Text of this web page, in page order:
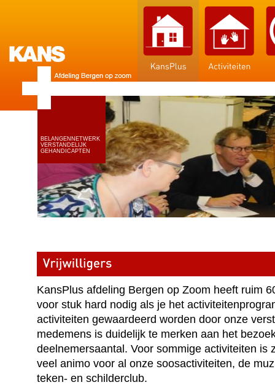
BELANGENNETWERK
VERSTANDELIJK
GEHANDICAPTEN
KansPlus afdeling Bergen op Zoom heeft ruim
voor stuk hard nodig als je het
activiteiten gewaardeerd worden door onze
medemens is duidelijk te merken aan het
deelnemersaantal. Voor sommige activiteiten is
veel animo voor al onze soosactiviteiten, de
teken- en schilderclub.